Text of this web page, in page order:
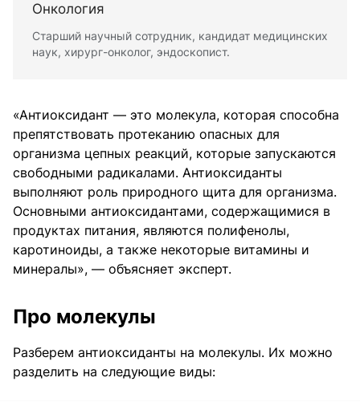
Онкология
Старший научный сотрудник, кандидат медицинских
наук, хирург-онколог, эндоскопист.
«Антиоксидант — это молекула, которая способна
препятствовать протеканию опасных для
организма цепных реакций, которые запускаются
свободными радикалами. Антиоксиданты
выполняют роль природного щита для организма.
Основными антиоксидантами, содержащимися в
продуктах питания, являются полифенолы,
каротиноиды, а также некоторые витамины и
минералы», — объясняет эксперт.
Про молекулы
Разберем антиоксиданты на молекулы. Их можно
разделить на следующие виды: